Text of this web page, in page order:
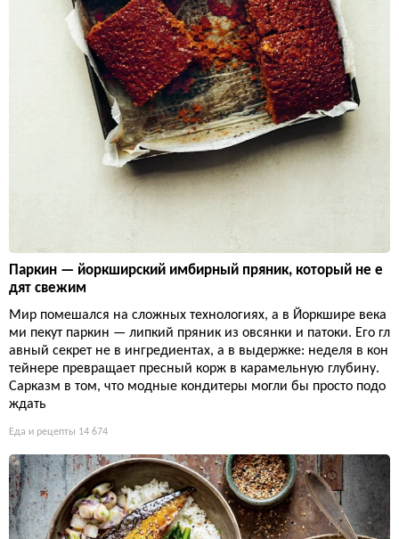
Паркин — йоркширский имбирный пряник, который не е
дят свежим
Мир помешался на сложных технологиях, а в Йоркшире века
ми пекут паркин — липкий пряник из овсянки и патоки. Его гл
авный секрет не в ингредиентах, а в выдержке: неделя в кон
тейнере превращает пресный корж в карамельную глубину.
Сарказм в том, что модные кондитеры могли бы просто подо
ждать
Еда и рецепты 14 674